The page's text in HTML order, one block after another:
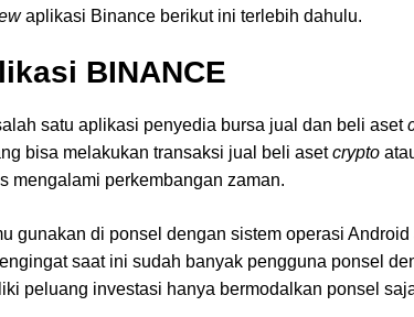
aplikasi Binance berikut ini terlebih dahulu.
BINANCE
satu aplikasi penyedia bursa jual dan beli aset
bisa melakukan transaksi jual beli asetcrypto
mengalami perkembangan zaman.
gunakan di ponsel dengan sistem operasi
saat ini sudah banyak pengguna ponsel
peluang investasi hanya bermodalkan ponsel